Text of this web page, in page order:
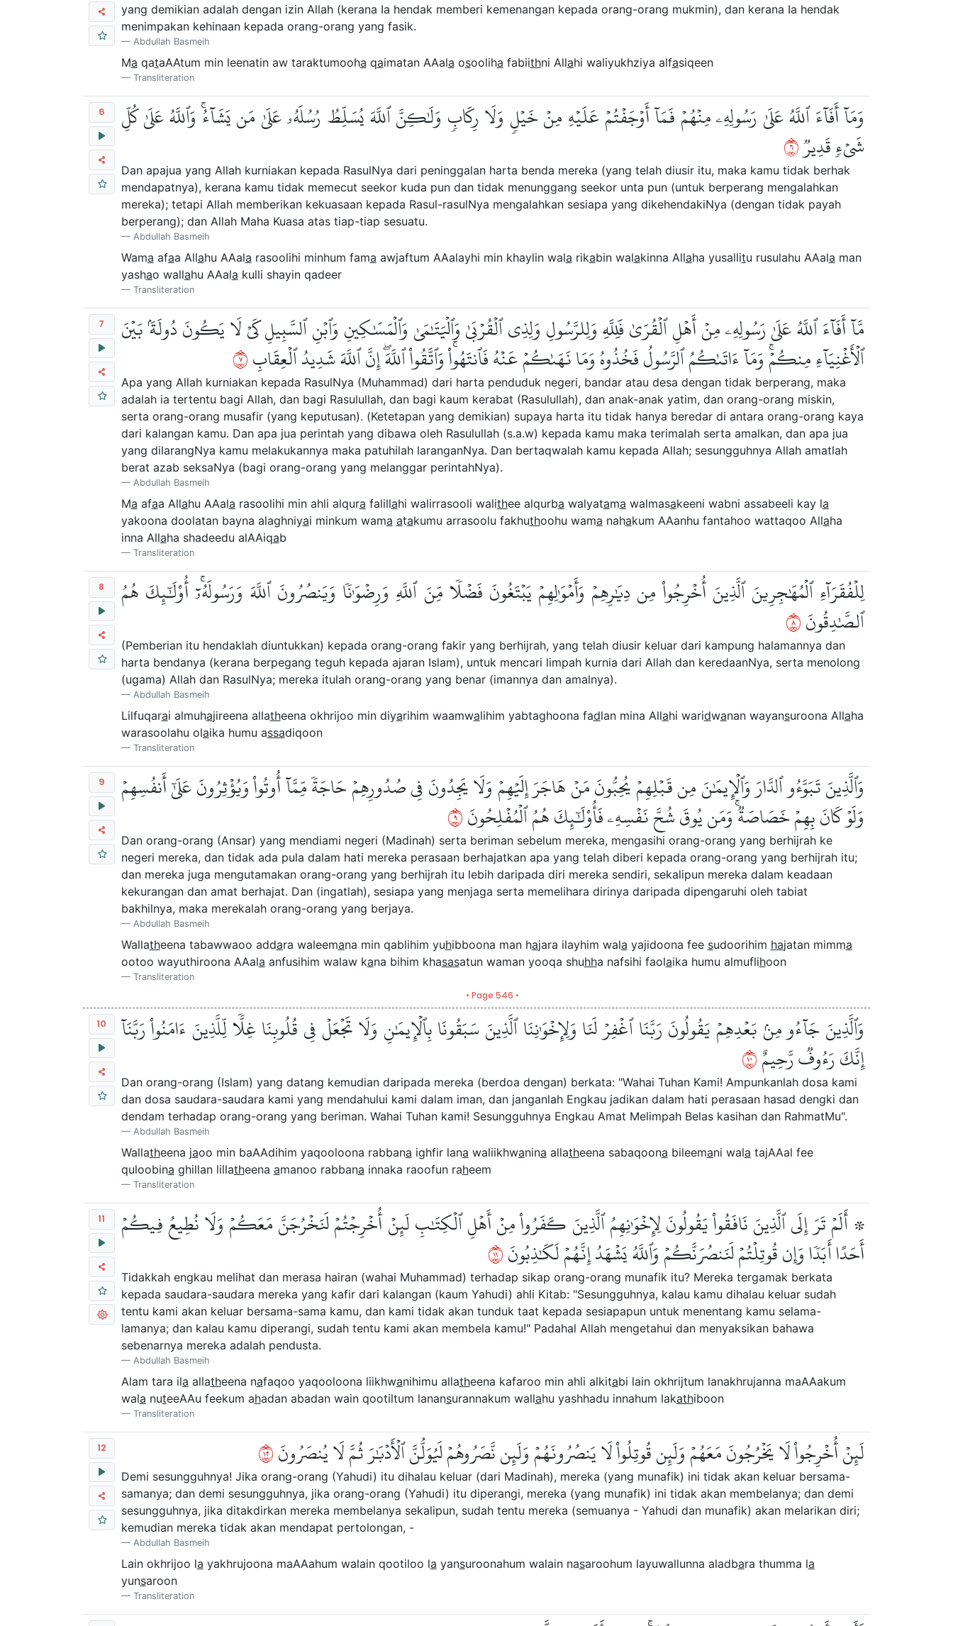
yang demikian adalah dengan izin Allah (kerana Ia hendak memberi kemenangan kepada orang-orang mukmin), dan kerana Ia hendak
menimpakan kehinaan kepada orang-orang yang fasik.
Abdullah Basmeih
Ma qataAAtum min leenatin aw taraktumooha qaimatan AAala osooliha fabiithni Allahi waliyukhziya alfasiqeen
Transliteration
6
وَمَآ أَفَآءَ ٱللَّهُ عَلَىٰ رَسُولِهِۦ مِنۡهُمۡ فَمَآ أَوۡجَفۡتُمۡ عَلَيۡهِ مِنۡ خَيۡلٖ وَلَا رِكَابٖ وَلَٰكِنَّ ٱللَّهَ يُسَلِّطُ رُسُلَهُۥ عَلَىٰ مَن يَشَآءُۚ وَٱللَّهُ عَلَىٰ كُلِّ
شَيۡءٖ قَدِيرٞ٦
Dan apajua yang Allah kurniakan kepada RasulNya dari peninggalan harta benda mereka (yang telah diusir itu, maka kamu tidak berhak
mendapatnya), kerana kamu tidak memecut seekor kuda pun dan tidak menunggang seekor unta pun (untuk berperang mengalahkan
mereka); tetapi Allah memberikan kekuasaan kepada Rasul-rasulNya mengalahkan sesiapa yang dikehendakiNya (dengan tidak payah
berperang); dan Allah Maha Kuasa atas tiap-tiap sesuatu.
Abdullah Basmeih
Wama afaa Allahu AAala rasoolihi minhum fama awjaftum AAalayhi min khaylin wala rikabin walakinna Allaha yusallitu rusulahu AAala man
yashao wallahu AAala kulli shayin qadeer
Transliteration
7
مَّآ أَفَآءَ ٱللَّهُ عَلَىٰ رَسُولِهِۦ مِنۡ أَهۡلِ ٱلۡقُرَىٰ فَلِلَّهِ وَلِلرَّسُولِ وَلِذِي ٱلۡقُرۡبَىٰ وَٱلۡيَتَٰمَىٰ وَٱلۡمَسَٰكِينِ وَٱبۡنِ ٱلسَّبِيلِ كَيۡ لَا يَكُونَ دُولَةَۢ بَيۡنَ
ٱلۡأَغۡنِيَآءِ مِنكُمۡۚ وَمَآ ءَاتَىٰكُمُ ٱلرَّسُولُ فَخُذُوهُ وَمَا نَهَىٰكُمۡ عَنۡهُ فَٱنتَهُواْۚ وَٱتَّقُواْ ٱللَّهَۖ إِنَّ ٱللَّهَ شَدِيدُ ٱلۡعِقَابِ٧
Apa yang Allah kurniakan kepada RasulNya (Muhammad) dari harta penduduk negeri, bandar atau desa dengan tidak berperang, maka
adalah ia tertentu bagi Allah, dan bagi Rasulullah, dan bagi kaum kerabat (Rasulullah), dan anak-anak yatim, dan orang-orang miskin,
serta orang-orang musafir (yang keputusan). (Ketetapan yang demikian) supaya harta itu tidak hanya beredar di antara orang-orang kaya
dari kalangan kamu. Dan apa jua perintah yang dibawa oleh Rasulullah (s.a.w) kepada kamu maka terimalah serta amalkan, dan apa jua
yang dilarangNya kamu melakukannya maka patuhilah laranganNya. Dan bertaqwalah kamu kepada Allah; sesungguhnya Allah amatlah
berat azab seksaNya (bagi orang-orang yang melanggar perintahNya).
Abdullah Basmeih
Ma afaa Allahu AAala rasoolihi min ahli alqura falillahi walirrasooli walithee alqurba walyatama walmasakeeni wabni assabeeli kay la
yakoona doolatan bayna alaghniyai minkum wama atakumu arrasoolu fakhuthoohu wama nahakum AAanhu fantahoo wattaqoo Allaha
inna Allaha shadeedu alAAiqab
Transliteration
8
لِلۡفُقَرَآءِ ٱلۡمُهَٰجِرِينَ ٱلَّذِينَ أُخۡرِجُواْ مِن دِيَٰرِهِمۡ وَأَمۡوَٰلِهِمۡ يَبۡتَغُونَ فَضۡلٗا مِّنَ ٱللَّهِ وَرِضۡوَٰنٗا وَيَنصُرُونَ ٱللَّهَ وَرَسُولَهُۥٓۚ أُوْلَٰٓئِكَ هُمُ
ٱلصَّٰدِقُونَ٨
(Pemberian itu hendaklah diuntukkan) kepada orang-orang fakir yang berhijrah, yang telah diusir keluar dari kampung halamannya dan
harta bendanya (kerana berpegang teguh kepada ajaran Islam), untuk mencari limpah kurnia dari Allah dan keredaanNya, serta menolong
(ugama) Allah dan RasulNya; mereka itulah orang-orang yang benar (imannya dan amalnya).
Abdullah Basmeih
Lilfuqarai almuhajireena allatheena okhrijoo min diyarihim waamwalihim yabtaghoona fadlan mina Allahi waridwanan wayansuroona Allaha
warasoolahu olaika humu assadiqoon
Transliteration
9
وَٱلَّذِينَ تَبَوَّءُو ٱلدَّارَ وَٱلۡإِيمَٰنَ مِن قَبۡلِهِمۡ يُحِبُّونَ مَنۡ هَاجَرَ إِلَيۡهِمۡ وَلَا يَجِدُونَ فِي صُدُورِهِمۡ حَاجَةٗ مِّمَّآ أُوتُواْ وَيُؤۡثِرُونَ عَلَىٰٓ أَنفُسِهِمۡ
وَلَوۡ كَانَ بِهِمۡ خَصَاصَةٞۚ وَمَن يُوقَ شُحَّ نَفۡسِهِۦ فَأُوْلَٰٓئِكَ هُمُ ٱلۡمُفۡلِحُونَ٩
Dan orang-orang (Ansar) yang mendiami negeri (Madinah) serta beriman sebelum mereka, mengasihi orang-orang yang berhijrah ke
negeri mereka, dan tidak ada pula dalam hati mereka perasaan berhajatkan apa yang telah diberi kepada orang-orang yang berhijrah itu;
dan mereka juga mengutamakan orang-orang yang berhijrah itu lebih daripada diri mereka sendiri, sekalipun mereka dalam keadaan
kekurangan dan amat berhajat. Dan (ingatlah), sesiapa yang menjaga serta memelihara dirinya daripada dipengaruhi oleh tabiat
bakhilnya, maka merekalah orang-orang yang berjaya.
Abdullah Basmeih
Wallatheena tabawwaoo addara waleemana min qablihim yuhibboona man hajara ilayhim wala yajidoona fee sudoorihim hajatan mimma
ootoo wayuthiroona AAala anfusihim walaw kana bihim khasasatun waman yooqa shuhha nafsihi faolaika humu almuflihoon
Transliteration
• Page 546 •
10
وَٱلَّذِينَ جَآءُو مِنۢ بَعۡدِهِمۡ يَقُولُونَ رَبَّنَا ٱغۡفِرۡ لَنَا وَلِإِخۡوَٰنِنَا ٱلَّذِينَ سَبَقُونَا بِٱلۡإِيمَٰنِ وَلَا تَجۡعَلۡ فِي قُلُوبِنَا غِلّٗا لِّلَّذِينَ ءَامَنُواْ رَبَّنَآ
إِنَّكَ رَءُوفٞ رَّحِيمٌ٠١
Dan orang-orang (Islam) yang datang kemudian daripada mereka (berdoa dengan) berkata: "Wahai Tuhan Kami! Ampunkanlah dosa kami
dan dosa saudara-saudara kami yang mendahului kami dalam iman, dan janganlah Engkau jadikan dalam hati perasaan hasad dengki dan
dendam terhadap orang-orang yang beriman. Wahai Tuhan kami! Sesungguhnya Engkau Amat Melimpah Belas kasihan dan RahmatMu".
Abdullah Basmeih
Wallatheena jaoo min baAAdihim yaqooloona rabbana ighfir lana waliikhwanina allatheena sabaqoona bileemani wala tajAAal fee
quloobina ghillan lillatheena amanoo rabbana innaka raoofun raheem
Transliteration
11
۞ أَلَمۡ تَرَ إِلَى ٱلَّذِينَ نَافَقُواْ يَقُولُونَ لِإِخۡوَٰنِهِمُ ٱلَّذِينَ كَفَرُواْ مِنۡ أَهۡلِ ٱلۡكِتَٰبِ لَئِنۡ أُخۡرِجۡتُمۡ لَنَخۡرُجَنَّ مَعَكُمۡ وَلَا نُطِيعُ فِيكُمۡ
أَحَدًا أَبَدٗا وَإِن قُوتِلۡتُمۡ لَنَنصُرَنَّكُمۡ وَٱللَّهُ يَشۡهَدُ إِنَّهُمۡ لَكَٰذِبُونَ١١
Tidakkah engkau melihat dan merasa hairan (wahai Muhammad) terhadap sikap orang-orang munafik itu? Mereka tergamak berkata
kepada saudara-saudara mereka yang kafir dari kalangan (kaum Yahudi) ahli Kitab: "Sesungguhnya, kalau kamu dihalau keluar sudah
tentu kami akan keluar bersama-sama kamu, dan kami tidak akan tunduk taat kepada sesiapapun untuk menentang kamu selama-
lamanya; dan kalau kamu diperangi, sudah tentu kami akan membela kamu!" Padahal Allah mengetahui dan menyaksikan bahawa
sebenarnya mereka adalah pendusta.
Abdullah Basmeih
Alam tara ila allatheena nafaqoo yaqooloona liikhwanihimu allatheena kafaroo min ahli alkitabi lain okhrijtum lanakhrujanna maAAakum
wala nuteeAAu feekum ahadan abadan wain qootiltum lanansurannakum wallahu yashhadu innahum lakathiboon
Transliteration
12 لَئِنۡ أُخۡرِجُواْ لَا يَخۡرُجُونَ مَعَهُمۡ وَلَئِن قُوتِلُواْ لَا يَنصُرُونَهُمۡ وَلَئِن نَّصَرُوهُمۡ لَيُوَلُّنَّ ٱلۡأَدۡبَٰرَ ثُمَّ لَا يُنصَرُونَ٢١
Demi sesungguhnya! Jika orang-orang (Yahudi) itu dihalau keluar (dari Madinah), mereka (yang munafik) ini tidak akan keluar bersama-
samanya; dan demi sesungguhnya, jika orang-orang (Yahudi) itu diperangi, mereka (yang munafik) ini tidak akan membelanya; dan demi
sesungguhnya, jika ditakdirkan mereka membelanya sekalipun, sudah tentu mereka (semuanya - Yahudi dan munafik) akan melarikan diri;
kemudian mereka tidak akan mendapat pertolongan, -
Abdullah Basmeih
Lain okhrijoo la yakhrujoona maAAahum walain qootiloo la yansuroonahum walain nasaroohum layuwallunna aladbara thumma la
yunsaroon
Transliteration